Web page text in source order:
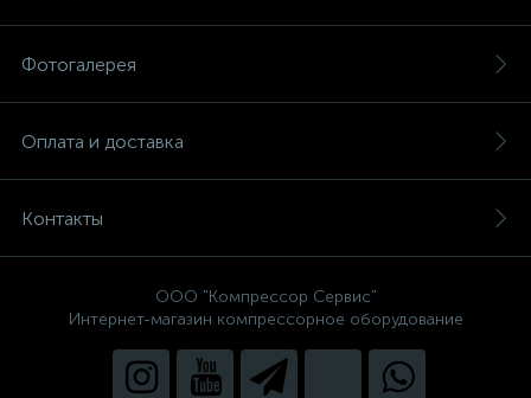
Фотогалерея
Оплата и доставка
Контакты
ООО "Компрессор Сервис"
Интернет-магазин компрессорное оборудование